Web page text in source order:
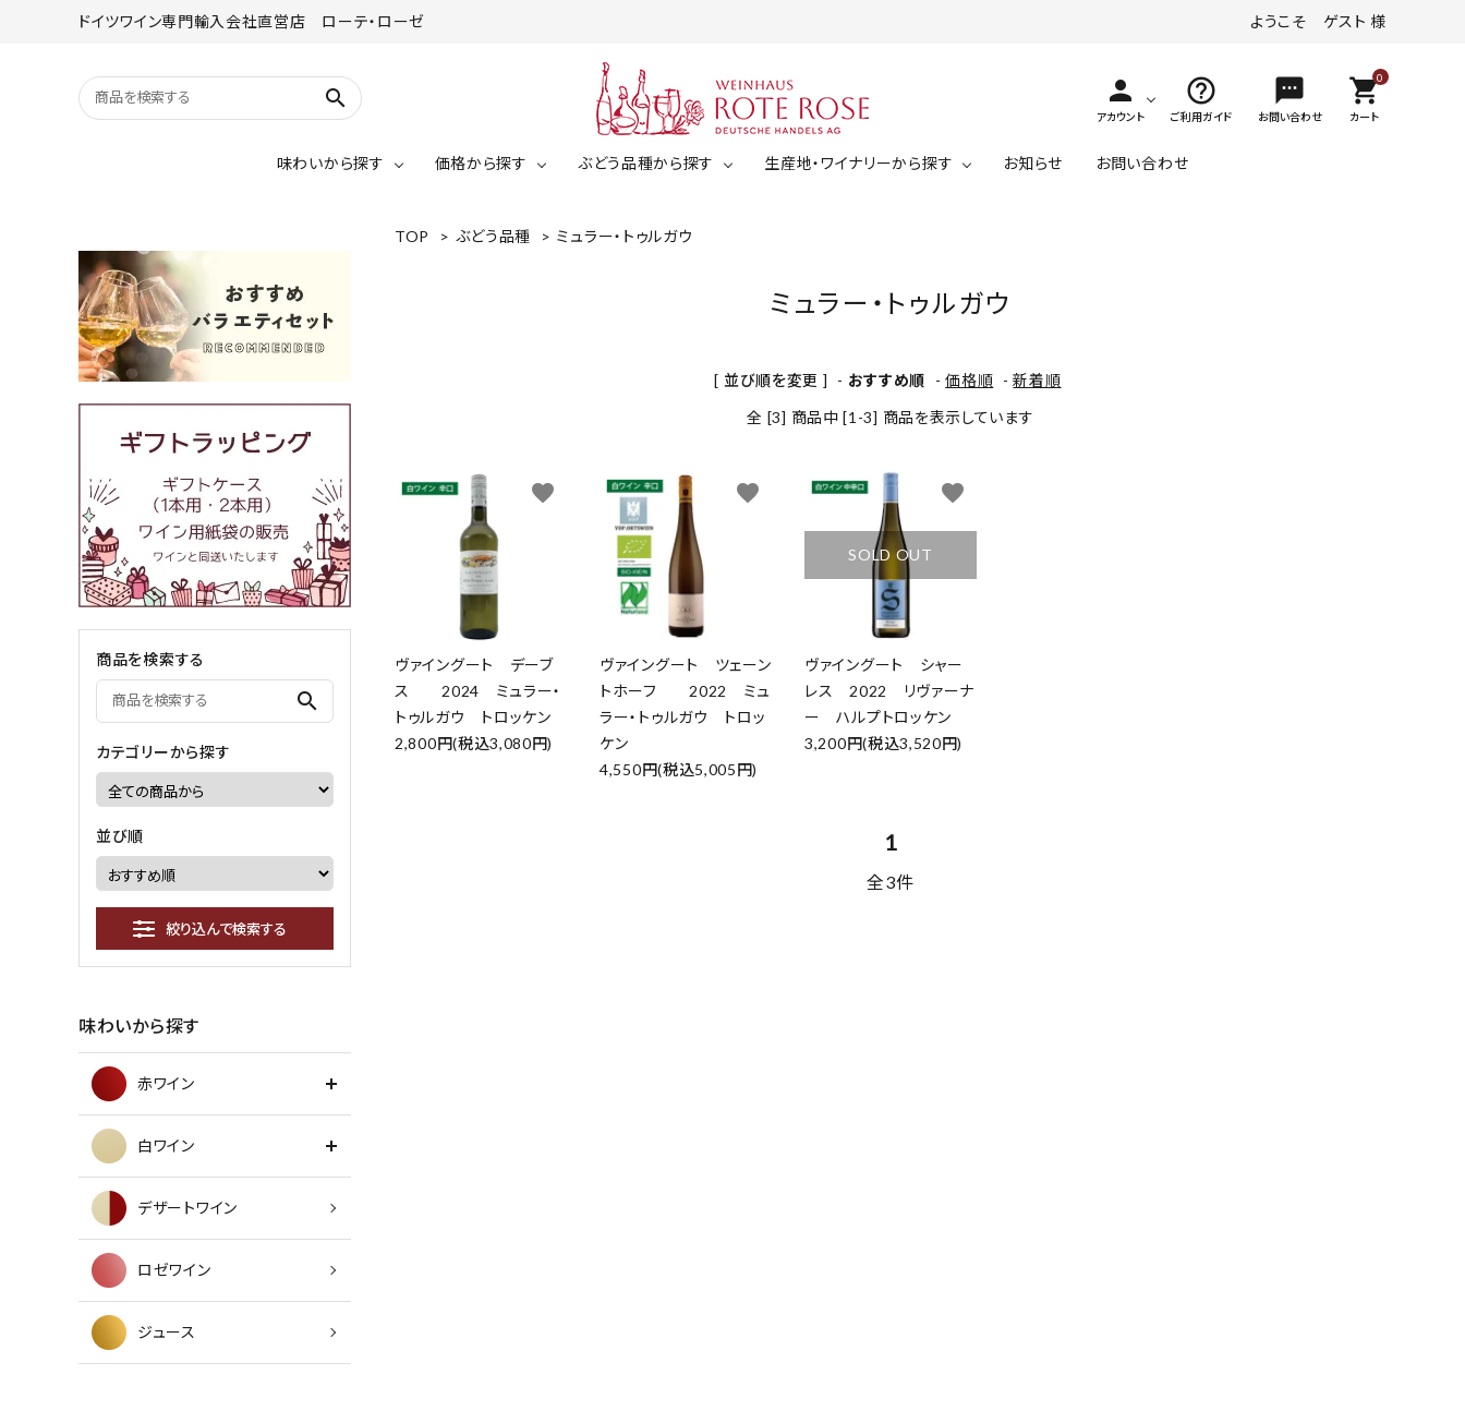
ドイツワイン専門輸入会社直営店 ローテ・ローゼ ようこそ ゲスト 様
search person
アカウント
help_outline
ご利用ガイド
textsms
お問い合わせ
0
shopping_cart
カート
味わいから探す
赤ワイン（辛口）
赤ワイン（甘口）
白ワイン
価格から探す
￥2,001～￥3,000 ￥3,001～￥4,000
￥4,001～￥5,000
ぶどう品種から探す
リースリング
グラオブルグンダー
その他（白ぶどう品種）
生産地・ワイナリーから探す お知らせ お問い合わせ
TOP > ぶどう品種 > ミュラー・トゥルガウ
ミュラー・トゥルガウ
[ 並び順を変更 ] - おすすめ順 -価格順 -新着順
全 [3] 商品中 [1-3] 商品を表示しています
ヴァイングート デーブ
ス 2024 ミュラー・
トゥルガウ トロッケン
2,800円(税込3,080円)
favorite
ヴァイングート ツェーン
トホーフ 2022 ミュ
ラー・トゥルガウ トロッ
ケン
4,550円(税込5,005円)
favorite
SOLD OUT
ヴァイングート シャー
レス 2022 リヴァーナ
ー ハルプトロッケン
3,200円(税込3,520円)
favorite
1
全3件
商品を検索する
search
カテゴリーから探す
並び順
絞り込んで検索する
味わいから探す
赤ワイン
白ワイン
デザートワイン
ロゼワイン
ジュース